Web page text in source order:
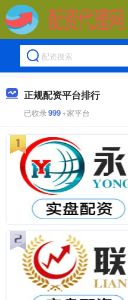
正规配资平台排行
已收录999+家平台